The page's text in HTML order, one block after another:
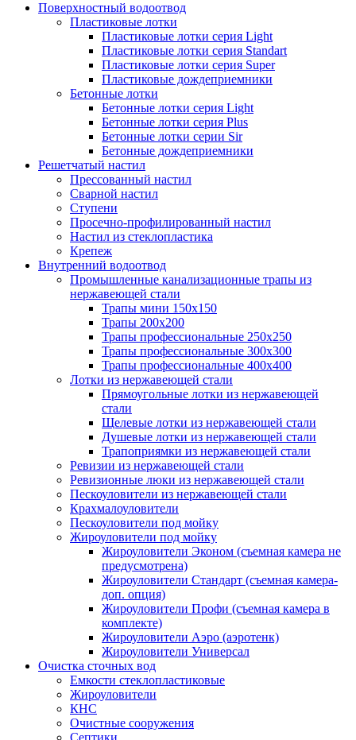
Поверхностный водоотвод
Пластиковые лотки
Пластиковые лотки серия Light
Пластиковые лотки серия Standart
Пластиковые лотки серия Super
Пластиковые дождеприемники
Бетонные лотки
Бетонные лотки серия Light
Бетонные лотки серия Plus
Бетонные лотки серии Sir
Бетонные дождеприемники
Решетчатый настил
Прессованный настил
Сварной настил
Ступени
Просечно-профилированный настил
Настил из стеклопластика
Крепеж
Внутренний водоотвод
Промышленные канализационные трапы из
нержавеющей стали
Трапы мини 150х150
Трапы 200х200
Трапы профессиональные 250х250
Трапы профессиональные 300х300
Трапы профессиональные 400х400
Лотки из нержавеющей стали
Прямоугольные лотки из нержавеющей
стали
Щелевые лотки из нержавеющей стали
Душевые лотки из нержавеющей стали
Трапоприямки из нержавеющей стали
Ревизии из нержавеющей стали
Ревизионные люки из нержавеющей стали
Пескоуловители из нержавеющей стали
Крахмалоуловители
Пескоуловители под мойку
Жироуловители под мойку
Жироуловители Эконом (съемная камера не
предусмотрена)
Жироуловители Стандарт (съемная камера-
доп. опция)
Жироуловители Профи (съемная камера в
комплекте)
Жироуловители Аэро (аэротенк)
Жироуловители Универсал
Очистка сточных вод
Емкости стеклопластиковые
Жироуловители
КНС
Очистные сооружения
Септики